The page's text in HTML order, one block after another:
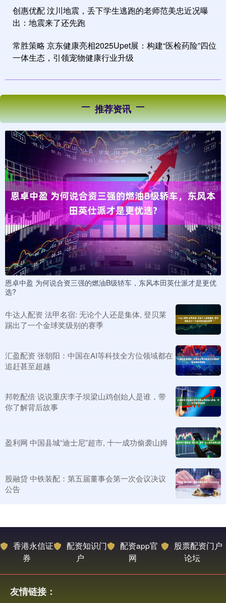
创惠优配 汶川地震，丢下学生逃跑的老师范美忠近况曝
出：地震来了还先跑
常胜策略 京东健康亮相2025Upet展：构建“医检药险”四位
一体生态，引领宠物健康行业升级
推荐资讯
恩卓中盈 为何说合资三强的燃油B级轿车，东风本田英仕派才是更优
选?
牛达人配资 法甲名宿: 无论个人还是集体, 登贝莱
踢出了一个金球奖级别的赛季
汇盈配资 张朝阳：中国在AI等科技全方位领域都在
追赶甚至超越
邦乾配倍 说说重庆李子坝梁山鸡创始人是谁，带
你了解背后故事
盈利网 中国县城“迪士尼”超市, 十一成功偷袭山姆
股融贷 中铁装配：第五届董事会第一次会议决议
公告
香港永信证
券
配资知识门
户
配资app官
网
股票配资门户
论坛
友情链接：